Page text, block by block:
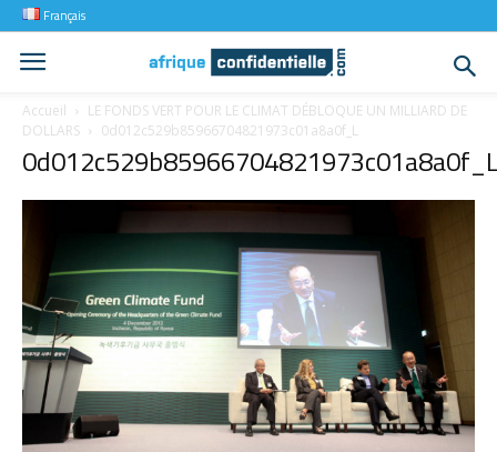
Français
Accueil
LE FONDS VERT POUR LE CLIMAT DÉBLOQUE UN MILLIARD DE
DOLLARS
0d012c529b85966704821973c01a8a0f_L